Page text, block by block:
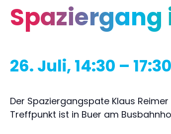
Spaziergang
26. Juli, 14:30 – 17:30
Der Spaziergangspate Klaus
Treffpunkt ist in Buer am